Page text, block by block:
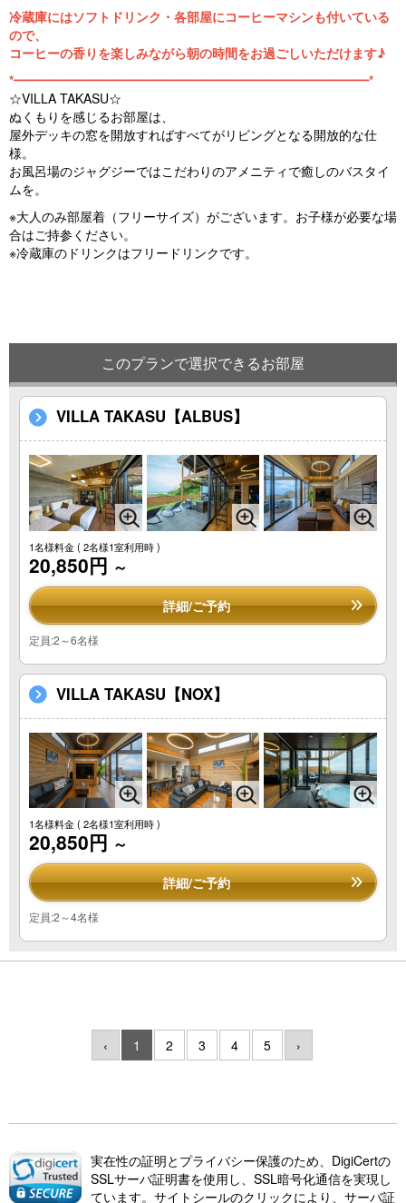
冷蔵庫にはソフトドリンク・各部屋にコーヒーマシンも付いている
ので、
コーヒーの香りを楽しみながら朝の時間をお過ごしいただけます♪
*━━━━━━━━━━━━━━━━━━━━━━━━━━━━*
☆VILLA TAKASU☆
ぬくもりを感じるお部屋は、
屋外デッキの窓を開放すればすべてがリビングとなる開放的な仕
様。
お風呂場のジャグジーではこだわりのアメニティで癒しのバスタイ
ムを。
※大人のみ部屋着（フリーサイズ）がございます。お子様が必要な場
合はご持参ください。
※冷蔵庫のドリンクはフリードリンクです。
このプランで選択できるお部屋
VILLA TAKASU【ALBUS】
1名様料金( 2名様1室利用時 )
20,850円 ～
詳細/ご予約
定員:2～6名様
VILLA TAKASU【NOX】
1名様料金( 2名様1室利用時 )
20,850円 ～
詳細/ご予約
定員:2～4名様
‹ 1 2 3 4 5 ›
実在性の証明とプライバシー保護のため、DigiCertの
SSLサーバ証明書を使用し、SSL暗号化通信を実現し
ています。サイトシールのクリックにより、サーバ証